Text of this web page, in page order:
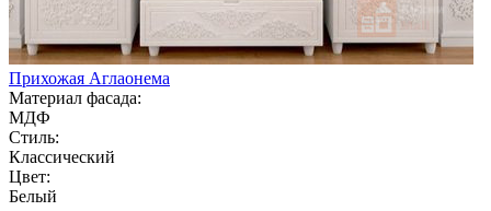
Прихожая Аглаонема
Материал фасада:
МДФ
Стиль:
Классический
Цвет:
Белый